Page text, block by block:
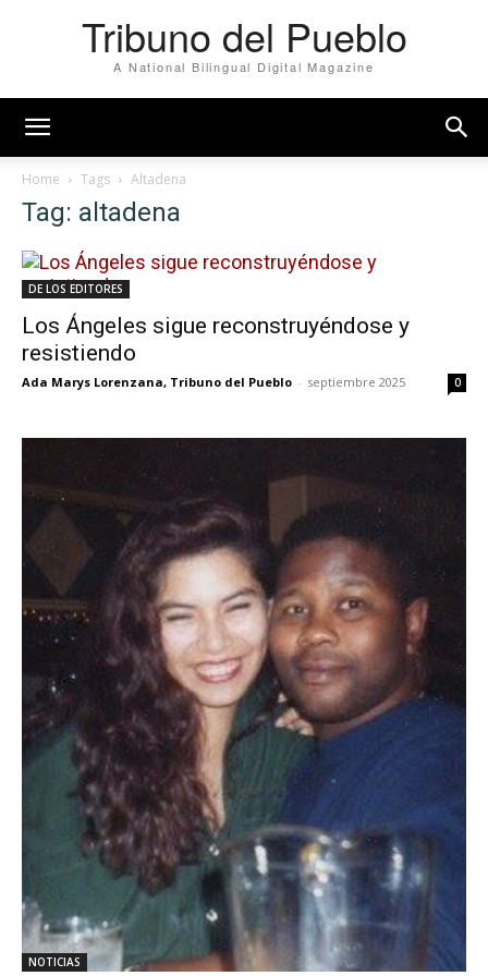
Tribuno del Pueblo
A National Bilingual Digital Magazine
Home Tags Altadena
Tag: altadena
DE LOS EDITORES
Los Ángeles sigue reconstruyéndose y
resistiendo
Ada Marys Lorenzana, Tribuno del Pueblo - septiembre 2025 0
NOTICIAS